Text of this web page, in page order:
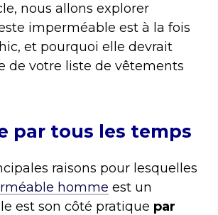
nous allons explorer
imperméable est à la fois
et pourquoi elle devrait
de votre liste de vêtements
par tous les temps
raisons pour lesquelles
homme est un
est son côté pratique par